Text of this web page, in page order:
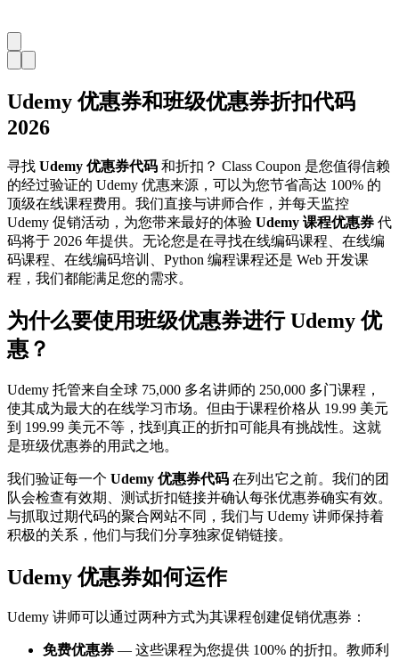
Udemy 优惠券和班级优惠券折扣代码
2026
寻找 Udemy 优惠券代码 和折扣？ Class Coupon 是您值得信赖
的经过验证的 Udemy 优惠来源，可以为您节省高达 100% 的
顶级在线课程费用。我们直接与讲师合作，并每天监控
Udemy 促销活动，为您带来最好的体验 Udemy 课程优惠券 代
码将于 2026 年提供。无论您是在寻找在线编码课程、在线编
码课程、在线编码培训、Python 编程课程还是 Web 开发课
程，我们都能满足您的需求。
为什么要使用班级优惠券进行 Udemy 优
惠？
Udemy 托管来自全球 75,000 多名讲师的 250,000 多门课程，
使其成为最大的在线学习市场。但由于课程价格从 19.99 美元
到 199.99 美元不等，找到真正的折扣可能具有挑战性。这就
是班级优惠券的用武之地。
我们验证每一个 Udemy 优惠券代码 在列出它之前。我们的团
队会检查有效期、测试折扣链接并确认每张优惠券确实有效。
与抓取过期代码的聚合网站不同，我们与 Udemy 讲师保持着
积极的关系，他们与我们分享独家促销链接。
Udemy 优惠券如何运作
Udemy 讲师可以通过两种方式为其课程创建促销优惠券：
免费优惠券 — 这些课程为您提供 100% 的折扣。教师利